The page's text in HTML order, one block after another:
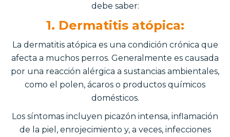
debe saber:
1. Dermatitis atópica:
La dermatitis atópica es una condición crónica que
afecta a muchos perros. Generalmente es causada
por una reacción alérgica a sustancias ambientales,
como el polen, ácaros o productos químicos
domésticos.
Los síntomas incluyen picazón intensa, inflamación
de la piel, enrojecimiento y, a veces, infecciones